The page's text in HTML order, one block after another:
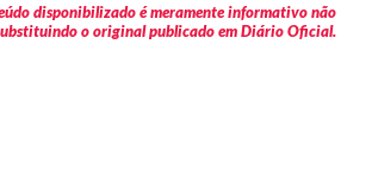
disponibilizado é meramente informativo não
o original publicado em Diário Oficial.